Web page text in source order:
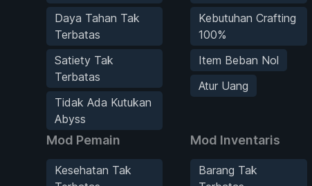
Daya Tahan Tak
Terbatas
Satiety Tak
Terbatas
Tidak Ada Kutukan
Abyss
Kebutuhan Crafting
100%
Item Beban Nol
Atur Uang
Mod Pemain
Kesehatan Tak
Mod Inventaris
Barang Tak